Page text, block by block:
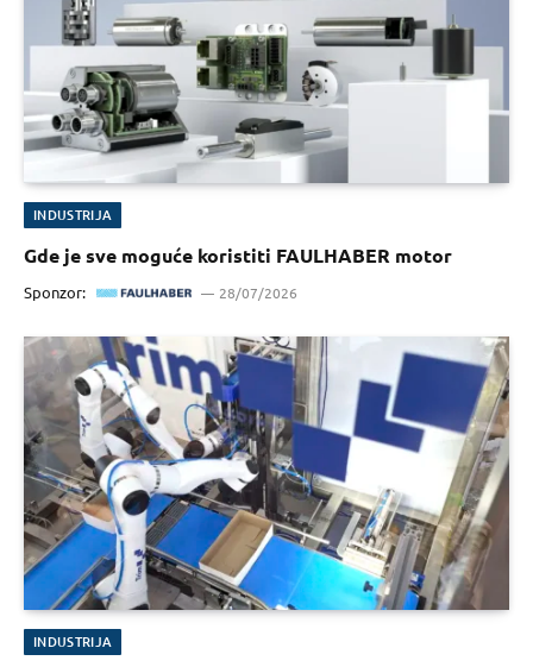
INDUSTRIJA
Gde je sve moguće koristiti FAULHABER motor
Sponzor: 28/07/2026
INDUSTRIJA